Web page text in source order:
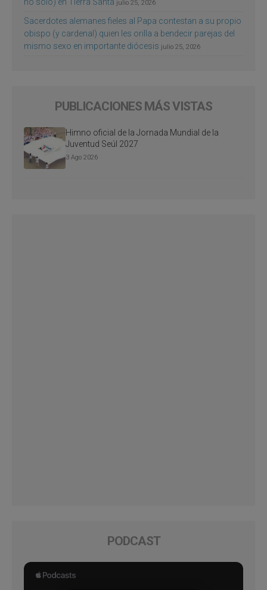
julio 25, 2026
Sacerdotes alemanes fieles al Papa contestan a su propio
obispo (y cardenal) quien les orilla a bendecir parejas del
mismo sexo en importante diócesis julio 25, 2026
PUBLICACIONES MÁS VISTAS
Himno oficial de la Jornada Mundial de la
Juventud Seúl 2027
3 Ago 2026
PODCAST